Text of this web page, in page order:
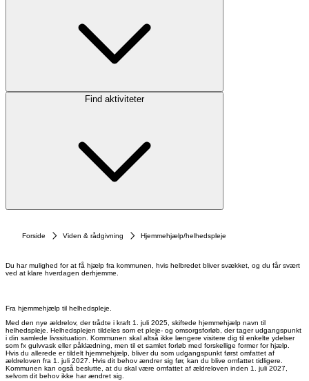
Find aktiviteter
Forside Viden & rådgivning Hjemmehjælp/helhedspleje
Du har mulighed for at få hjælp fra kommunen, hvis helbredet bliver svækket, og du får svært
ved at klare hverdagen derhjemme.
Fra hjemmehjælp til helhedspleje.
Med den nye ældrelov, der trådte i kraft 1. juli 2025, skiftede hjemmehjælp navn til
helhedspleje. Helhedsplejen tildeles som et pleje- og omsorgsforløb, der tager udgangspunkt
i din samlede livssituation. Kommunen skal altså ikke længere visitere dig til enkelte ydelser
som fx gulvvask eller påklædning, men til et samlet forløb med forskellige former for hjælp.
Hvis du allerede er tildelt hjemmehjælp, bliver du som udgangspunkt først omfattet af
ældreloven fra 1. juli 2027. Hvis dit behov ændrer sig før, kan du blive omfattet tidligere.
Kommunen kan også beslutte, at du skal være omfattet af ældreloven inden 1. juli 2027,
selvom dit behov ikke har ændret sig.